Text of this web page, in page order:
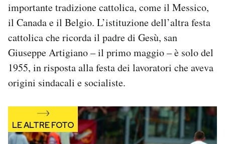
importante tradizione cattolica, come il Messico,
il Canada e il Belgio. L’istituzione dell’altra festa
cattolica che ricorda il padre di Gesù, san
Giuseppe Artigiano – il primo maggio – è solo del
1955, in risposta alla festa dei lavoratori che aveva
origini sindacali e socialiste.